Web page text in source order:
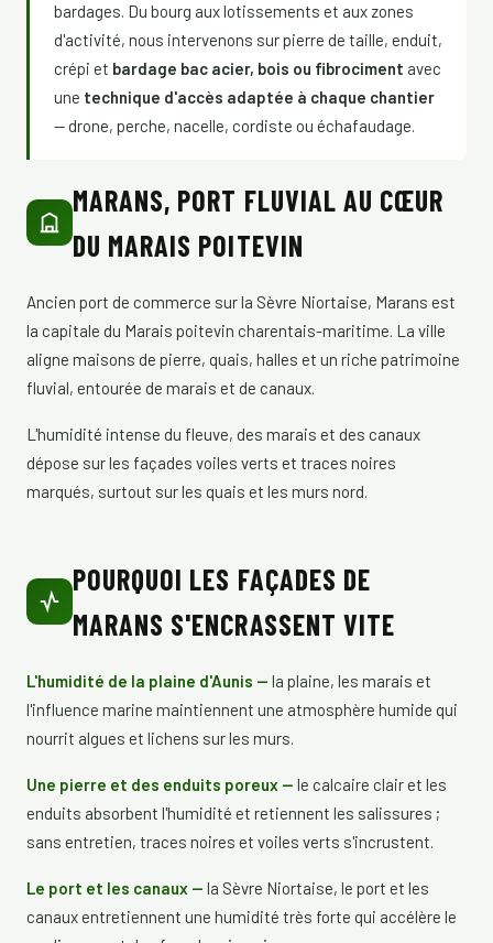
bardages. Du bourg aux lotissements et aux zones
d'activité, nous intervenons sur pierre de taille, enduit,
crépi et bardage bac acier, bois ou fibrociment avec
une technique d'accès adaptée à chaque chantier
— drone, perche, nacelle, cordiste ou échafaudage.
MARANS, PORT FLUVIAL AU CŒUR
DU MARAIS POITEVIN
Ancien port de commerce sur la Sèvre Niortaise, Marans est
la capitale du Marais poitevin charentais-maritime. La ville
aligne maisons de pierre, quais, halles et un riche patrimoine
fluvial, entourée de marais et de canaux.
L'humidité intense du fleuve, des marais et des canaux
dépose sur les façades voiles verts et traces noires
marqués, surtout sur les quais et les murs nord.
POURQUOI LES FAÇADES DE
MARANS S'ENCRASSENT VITE
L'humidité de la plaine d'Aunis — la plaine, les marais et
l'influence marine maintiennent une atmosphère humide qui
nourrit algues et lichens sur les murs.
Une pierre et des enduits poreux — le calcaire clair et les
enduits absorbent l'humidité et retiennent les salissures ;
sans entretien, traces noires et voiles verts s'incrustent.
Le port et les canaux — la Sèvre Niortaise, le port et les
canaux entretiennent une humidité très forte qui accélère le